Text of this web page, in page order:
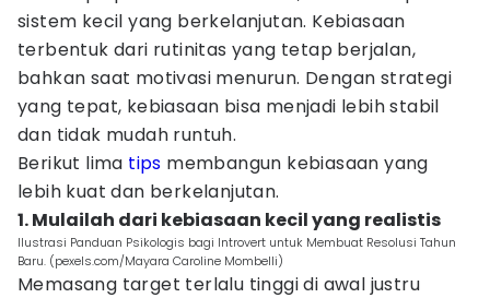
sistem kecil yang berkelanjutan. Kebiasaan
terbentuk dari rutinitas yang tetap berjalan,
bahkan saat motivasi menurun. Dengan strategi
yang tepat, kebiasaan bisa menjadi lebih stabil
dan tidak mudah runtuh.
Berikut lima tips membangun kebiasaan yang
lebih kuat dan berkelanjutan.
1. Mulailah dari kebiasaan kecil yang realistis
Ilustrasi Panduan Psikologis bagi Introvert untuk Membuat Resolusi Tahun
Baru. (pexels.com/Mayara Caroline Mombelli)
Memasang target terlalu tinggi di awal justru